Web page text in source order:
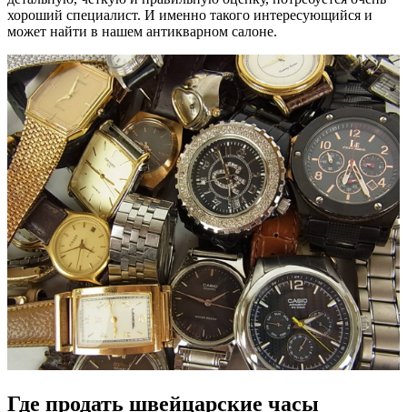
хороший специалист. И именно такого интересующийся и
может найти в нашем антикварном салоне.
Где продать швейцарские часы